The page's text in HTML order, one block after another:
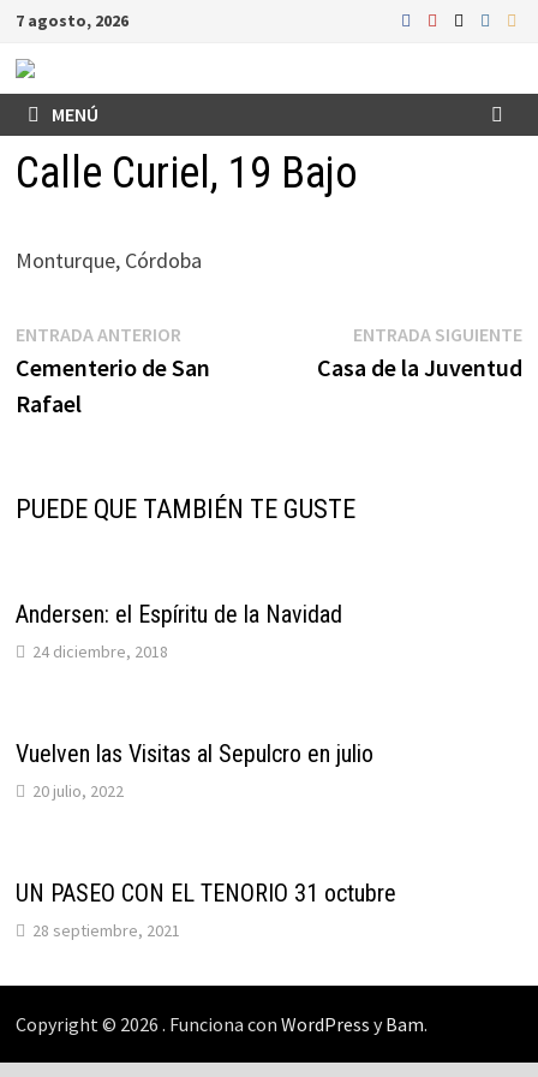
Saltar
contenido
7 agosto, 2026
MENÚ
Calle Curiel, 19 Bajo
Monturque, Córdoba
Navegación
de
ENTRADA ANTERIOREntrada
anterior:
Cementerio de San
Rafael
ENTRADA SIGUIENTE
Casa de la Juventud
PUEDE QUE TAMBIÉN TE GUSTE
Andersen: el Espíritu de la Navidad
24 diciembre, 2018
Vuelven las Visitas al Sepulcro en julio
20 julio, 2022
UN PASEO CON EL TENORIO 31 octubre
28 septiembre, 2021
Copyright © 2026 . Funciona con WordPress yBam.